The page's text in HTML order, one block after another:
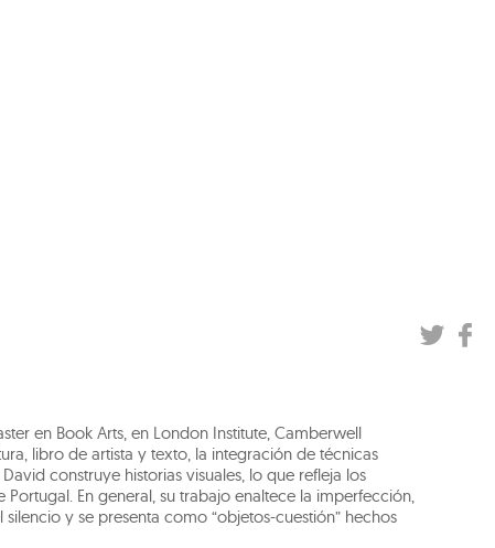
en Book Arts, en London Institute, Camberwell
libro de artista y texto, la integración de técnicas
construye historias visuales, lo que refleja los
En general, su trabajo enaltece la imperfección,
y se presenta como “objetos-cuestión” hechos